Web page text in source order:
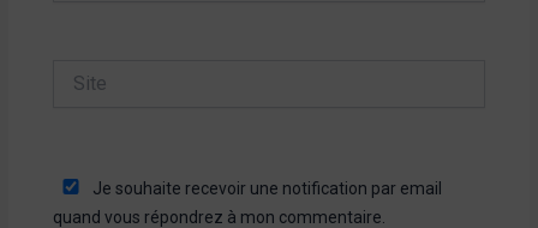
Je souhaite recevoir une notification par email
quand vous répondrez à mon commentaire.